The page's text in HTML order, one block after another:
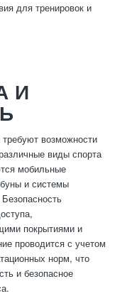
для тренировок и
И
возможности
виды спорта
мобильные
и системы
покрытиями и
проводится с учетом
норм, что
и безопасное